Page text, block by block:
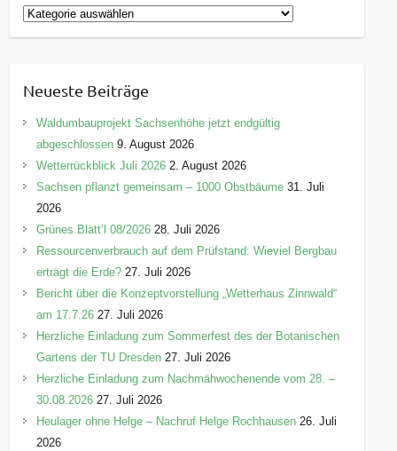
K
a
g
o
i
e
Neueste Beiträge
Waldumbauprojekt Sachsenhöhe jetzt endgültig
abgeschlossen 9. August 2026
Wetterrückblick Juli 2026 2. August 2026
Sachsen pflanzt gemeinsam – 1000 Obstbäume 31. Juli
2026
Grünes Blätt’l 08/2026 28. Juli 2026
Ressourcenverbrauch auf dem Prüfstand: Wieviel Bergbau
erträgt die Erde? 27. Juli 2026
Bericht über die Konzeptvorstellung „Wetterhaus Zinnwald“
am 17.7.26 27. Juli 2026
Herzliche Einladung zum Sommerfest des der Botanischen
Gartens der TU Dresden 27. Juli 2026
Herzliche Einladung zum Nachmähwochenende vom 28. –
30.08.2026 27. Juli 2026
Heulager ohne Helge – Nachruf Helge Rochhausen 26. Juli
2026